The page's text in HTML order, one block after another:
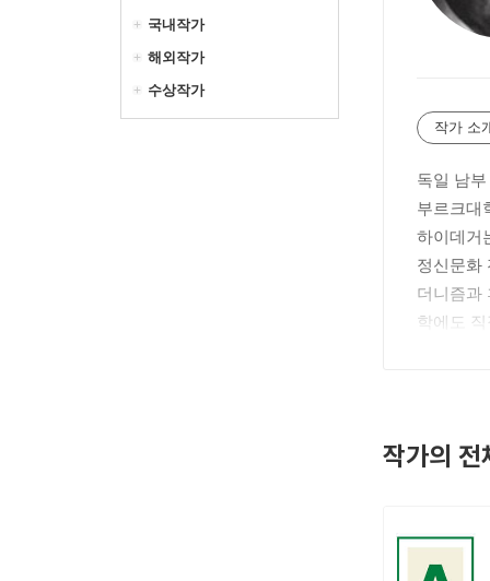
국내작가
해외작가
수상작가
작가 소
독일 남
부르크대
하이데거
정신문화
더니즘과
학에도
행되어
작가의 전